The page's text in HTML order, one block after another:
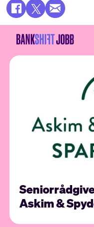
Askim &